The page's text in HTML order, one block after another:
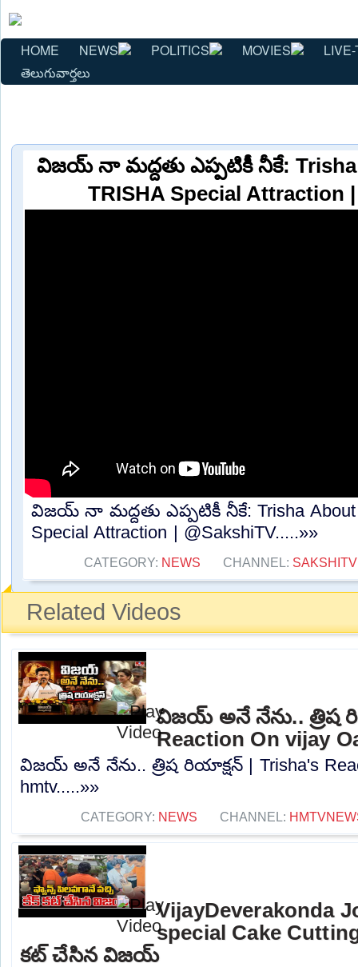
HOME NEWS POLITICS MOVIES
తెలుగువార్తలు
విజయ్ నా మద్దతు ఎప్పటికీ నీకే: Trisha
TRISHA Special Attraction
విజయ్ నా మద్దతు ఎప్పటికీ నీకే: Trisha About
Special Attraction | @SakshiTV.....»»
CATEGORY: NEWS CHANNEL: SAKSHITV
Related Videos
విజయ్ అనే నేను.. త్రిష
Reaction On vijay
విజయ్ అనే నేను.. త్రిష రియాక్షన్ | Trisha's
hmtv.....»»
CATEGORY: NEWS CHANNEL:
VijayDeverakonda
special Cake
కట్ చేసిన విజయ్